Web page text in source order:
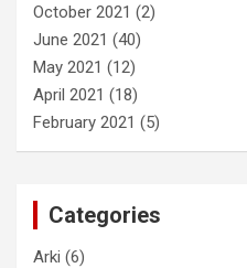
October 2021 (2)
June 2021 (40)
May 2021 (12)
April 2021 (18)
February 2021 (5)
Categories
Arki (6)